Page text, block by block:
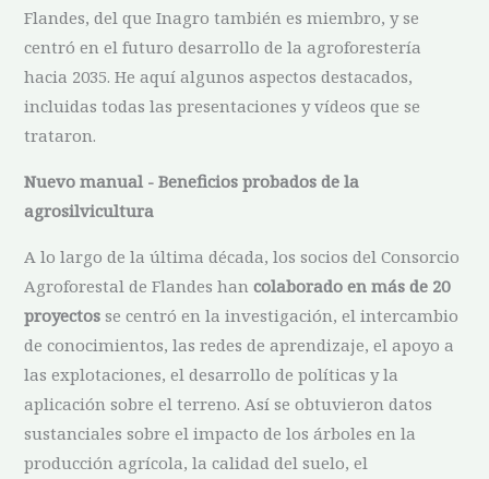
Flandes, del que Inagro también es miembro, y se
centró en el futuro desarrollo de la agroforestería
hacia 2035. He aquí algunos aspectos destacados,
incluidas todas las presentaciones y vídeos que se
trataron.
Nuevo manual - Beneficios probados de la
agrosilvicultura
A lo largo de la última década, los socios del Consorcio
Agroforestal de Flandes hancolaborado en más de 20
proyectos se centró en la investigación, el intercambio
de conocimientos, las redes de aprendizaje, el apoyo a
las explotaciones, el desarrollo de políticas y la
aplicación sobre el terreno. Así se obtuvieron datos
sustanciales sobre el impacto de los árboles en la
producción agrícola, la calidad del suelo, el